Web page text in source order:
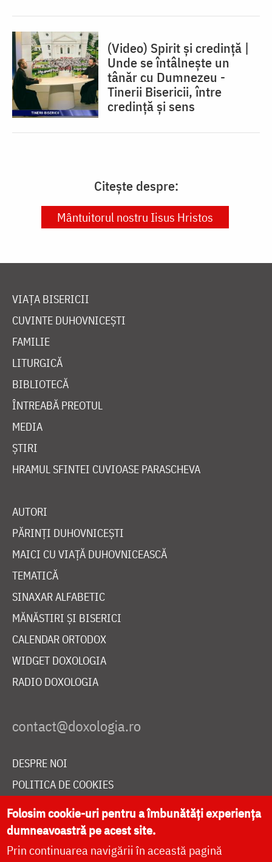
(Video) Spirit și credință |
Unde se întâlnește un
tânăr cu Dumnezeu -
Tinerii Bisericii, între
credinţă şi sens
Citește despre:
Mântuitorul nostru Iisus Hristos
VIAȚA BISERICII
CUVINTE DUHOVNICEȘTI
FAMILIE
LITURGICĂ
BIBLIOTECĂ
ÎNTREABĂ PREOTUL
MEDIA
ȘTIRI
HRAMUL SFINTEI CUVIOASE PARASCHEVA
AUTORI
PĂRINȚI DUHOVNICEȘTI
MAICI CU VIAȚĂ DUHOVNICEASCĂ
TEMATICĂ
SINAXAR ALFABETIC
MĂNĂSTIRI ȘI BISERICI
CALENDAR ORTODOX
WIDGET DOXOLOGIA
RADIO DOXOLOGIA
DESPRE NOI
POLITICA DE COOKIES
DONEAZĂ ONLINE PENTRU CATEDRALA NAȚIONALĂ
LIVE
Folosim cookie-uri pentru a îmbunătăți experiența
dumneavoastră pe acest site.
Prin continuarea navigării în această pagină